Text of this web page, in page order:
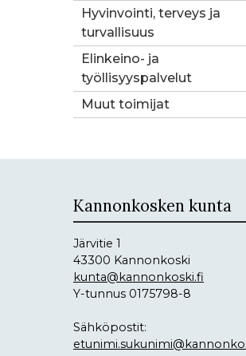
Hyvinvointi, terveys ja
turvallisuus
Elinkeino- ja
työllisyyspalvelut
Muut toimijat
Kannonkosken kunta
Järvitie 1
43300 Kannonkoski
kunta@kannonkoski.fi
Y-tunnus 0175798-8
Sähköpostit: